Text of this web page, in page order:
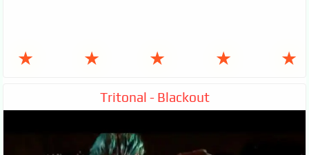
★ ★ ★ ★ ★
Tritonal - Blackout